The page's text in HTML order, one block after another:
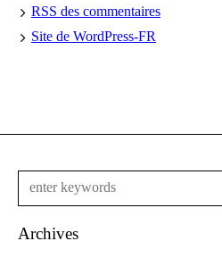
RSS des commentaires
Site de WordPress-FR
Archives